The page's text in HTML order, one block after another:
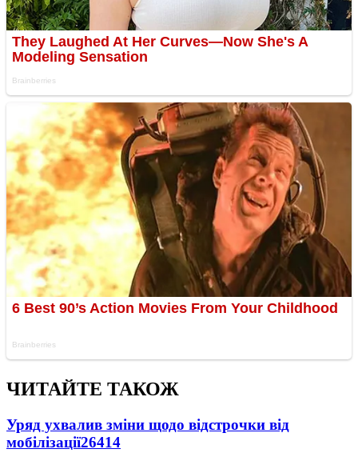
ЧИТАЙТЕ ТАКОЖ
Уряд ухвалив зміни щодо відстрочки від
мобілізації26414